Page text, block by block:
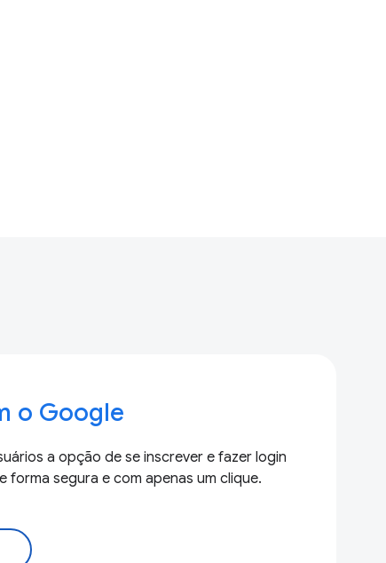
o Google
a opção de se inscrever e fazer login
forma segura e com apenas um clique.